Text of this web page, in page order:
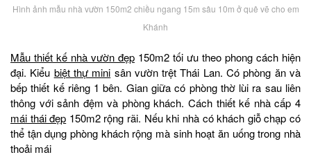
Hình ảnh mẫu nhà vườn 150m2 chiều ngang 15m sâu 10m ở quê vẽ cho em
Khánh
Mẫu thiết kế nhà vườn đẹp 150m2 tối ưu theo phong cách hiện
đại. Kiểu biệt thự mini sân vườn trệt Thái Lan. Có phòng ăn và
bếp thiết kế riêng 1 bên. Gian giữa có phòng thờ lùi ra sau liên
thông với sảnh đệm và phòng khách. Cách thiết kế nhà cấp 4
mái thái đẹp 150m2 rộng rãi. Nếu khi nhà có khách giỗ chạp có
thể tận dụng phòng khách rộng mà sinh hoạt ăn uống trong nhà
thoải mái